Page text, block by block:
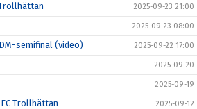
2025-09-23 21:00
2025-09-23 08:00
semifinal (video) 2025-09-22 17:00
2025-09-20
2025-09-19
Trollhättan 2025-09-12